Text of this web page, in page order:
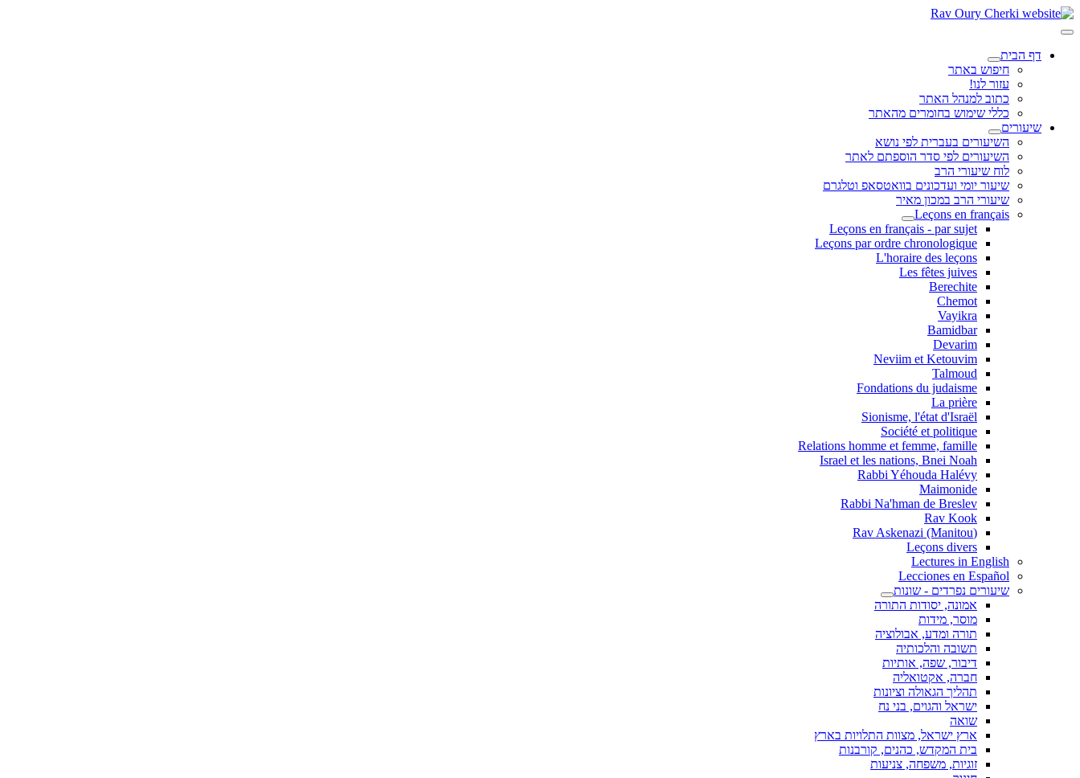
דף הבית
חיפוש באתר
עזור לנו!
כתוב למנהל האתר
כללי שימוש בחומרים מהאתר
שיעורים
השיעורים בעברית לפי נושא
השיעורים לפי סדר הוספתם לאתר
לוח שיעורי הרב
שיעור יומי ועדכונים בוואטסאפ וטלגרם
שיעורי הרב במכון מאיר
Leçons en français
Leçons en français - par sujet
Leçons par ordre chronologique
L'horaire des leçons
Les fêtes juives
Berechite
Chemot
Vayikra
Bamidbar
Devarim
Neviim et Ketouvim
Talmoud
Fondations du judaisme
La prière
Sionisme, l'état d'Israël
Société et politique
Relations homme et femme, famille
Israel et les nations, Bnei Noah
Rabbi Yéhouda Halévy
Maimonide
Rabbi Na'hman de Breslev
Rav Kook
(Rav Askenazi (Manitou
Leçons divers
Lectures in English
Lecciones en Español
שיעורים נפרדים - שונות
אמונה, יסודות התורה
מוסר, מידות
תורה ומדע, אבולוציה
תשובה והלכותיה
דיבור, שפה, אותיות
חברה, אקטואליה
תהליך הגאולה וציונות
ישראל והגוים, בני נח
שואה
ארץ ישראל, מצוות התלויות בארץ
בית המקדש, כהנים, קורבנות
זוגיות, משפחה, צניעות